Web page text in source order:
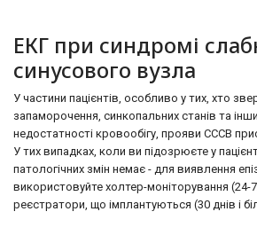
ЕКГ при синдромі
синусового вузла
У частини пацієнтів, особливо у тих, хто
запаморочення, синкопальних станів та
недостатності кровообігу, прояви СССВ
У тих випадках, коли ви підозрюєте у
патологічних змін немає - для виявлення
використовуйте холтер-моніторування (24-
реєстратори, що імплантуються (30 днів і